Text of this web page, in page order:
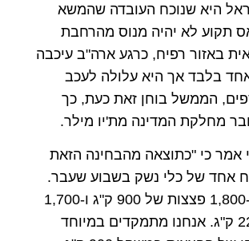
היא שנוכח העובדה שהמשא
תקוע לא יהיה מנוס מהרחבת
באזור רפיח, כרגע ארה"ב עיכבה
בלבד אך היא עלולה לעכב
הממשל בוחן זאת כעת, כך
מחלקת המדינה מת'יו מילר.
אמר כי "כתוצאה מהבחינה הזאת
אחד של כלי נשק בשבוע שעבר.
הוא מורכב מ-1,800 פצצות של 900 ק"ג ו-1,700
פצצות של 225 ק"ג. אנחנו מתמקדים במיוחד